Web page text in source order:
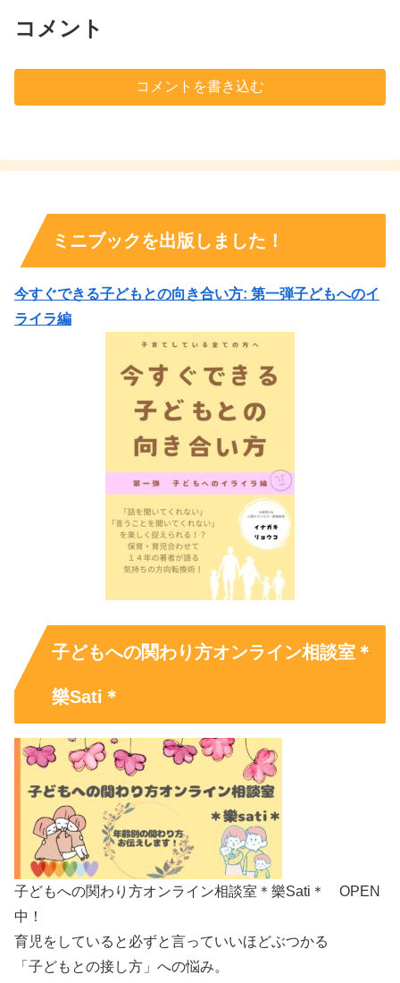
コメント
コメントを書き込む
ミニブックを出版しました！
今すぐできる子どもとの向き合い方: 第一弾子どもへのイ
ライラ編
子どもへの関わり方オンライン相談室＊
樂Sati＊
子どもへの関わり方オンライン相談室＊樂Sati＊ OPEN
中！
育児をしていると必ずと言っていいほどぶつかる
「子どもとの接し方」への悩み。